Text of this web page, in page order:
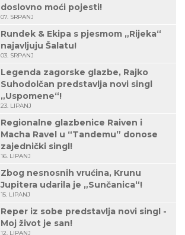
doslovno moći pojesti!
07. SRPANJ
Rundek & Ekipa s pjesmom „Rijeka“
najavljuju Šalatu!
03. SRPANJ
Legenda zagorske glazbe, Rajko
Suhodolčan predstavlja novi singl
„Uspomene“!
23. LIPANJ
Regionalne glazbenice Raiven i
Macha Ravel u “Tandemu” donose
zajednički singl!
16. LIPANJ
Zbog nesnosnih vrućina, Krunu
Jupitera udarila je „Sunčanica“!
15. LIPANJ
Reper iz sobe predstavlja novi singl -
Moj život je san!
12. LIPANJ